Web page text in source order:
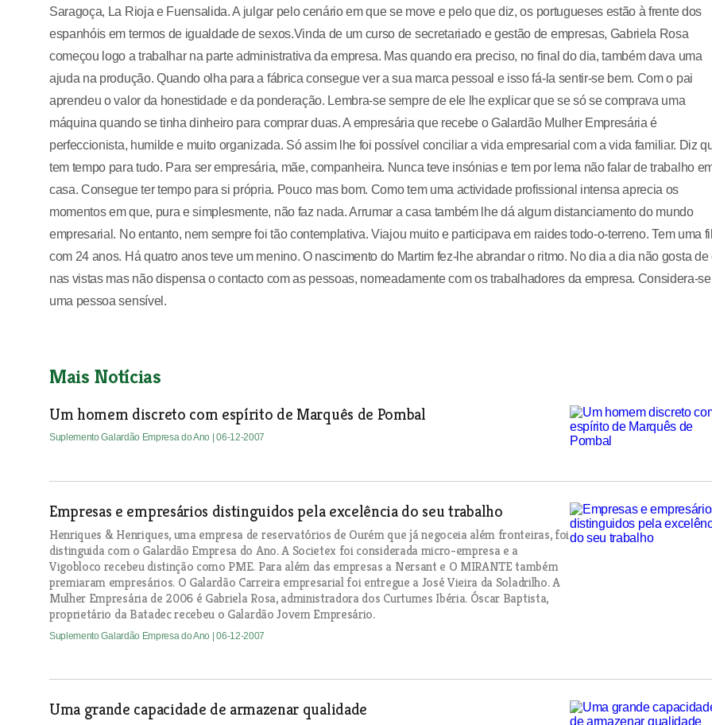
Saragoça, La Rioja e Fuensalida. A julgar pelo cenário em que se move e pelo que diz, os portugueses estão à frente dos
espanhóis em termos de igualdade de sexos.Vinda de um curso de secretariado e gestão de empresas, Gabriela Rosa
começou logo a trabalhar na parte administrativa da empresa. Mas quando era preciso, no final do dia, também dava uma
ajuda na produção. Quando olha para a fábrica consegue ver a sua marca pessoal e isso fá-la sentir-se bem. Com o pai
aprendeu o valor da honestidade e da ponderação. Lembra-se sempre de ele lhe explicar que se só se comprava uma
máquina quando se tinha dinheiro para comprar duas. A empresária que recebe o Galardão Mulher Empresária é
perfeccionista, humilde e muito organizada. Só assim lhe foi possível conciliar a vida empresarial com a vida familiar. Diz
tem tempo para tudo. Para ser empresária, mãe, companheira. Nunca teve insónias e tem por lema não falar de trabalho
casa. Consegue ter tempo para si própria. Pouco mas bom. Como tem uma actividade profissional intensa aprecia os
momentos em que, pura e simplesmente, não faz nada. Arrumar a casa também lhe dá algum distanciamento do mundo
empresarial. No entanto, nem sempre foi tão contemplativa. Viajou muito e participava em raides todo-o-terreno. Tem uma
com 24 anos. Há quatro anos teve um menino. O nascimento do Martim fez-lhe abrandar o ritmo. No dia a dia não gosta de
nas vistas mas não dispensa o contacto com as pessoas, nomeadamente com os trabalhadores da empresa. Considera-se
uma pessoa sensível.
Mais Notícias
Um homem discreto com espírito de Marquês de Pombal
Suplemento Galardão Empresa do Ano | 06-12-2007
Empresas e empresários distinguidos pela excelência do seu trabalho
Henriques & Henriques, uma empresa de reservatórios de Ourém que já negoceia além fronteiras, foi
distinguida com o Galardão Empresa do Ano. A Societex foi considerada micro-empresa e a
Vigobloco recebeu distinção como PME. Para além das empresas a Nersant e O MIRANTE também
premiaram empresários. O Galardão Carreira empresarial foi entregue a José Vieira da Soladrilho. A
Mulher Empresária de 2006 é Gabriela Rosa, administradora dos Curtumes Ibéria. Óscar Baptista,
proprietário da Batadec recebeu o Galardão Jovem Empresário.
Suplemento Galardão Empresa do Ano | 06-12-2007
Uma grande capacidade de armazenar qualidade